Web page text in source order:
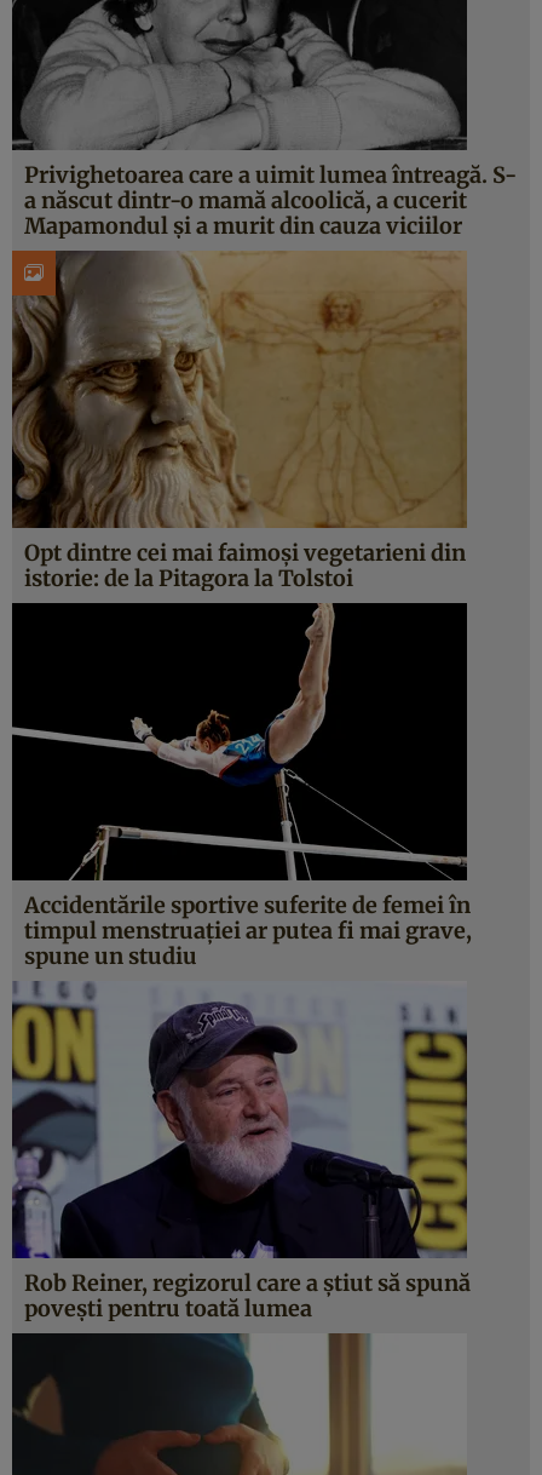
Privighetoarea care a uimit lumea întreagă. S-
a născut dintr-o mamă alcoolică, a cucerit
Mapamondul şi a murit din cauza viciilor
Opt dintre cei mai faimoși vegetarieni din
istorie: de la Pitagora la Tolstoi
Accidentările sportive suferite de femei în
timpul menstruației ar putea fi mai grave,
spune un studiu
Rob Reiner, regizorul care a știut să spună
povești pentru toată lumea